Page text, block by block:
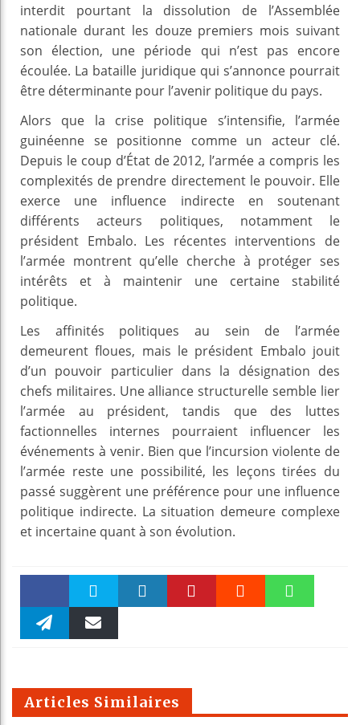
interdit pourtant la dissolution de l’Assemblée
nationale durant les douze premiers mois suivant
son élection, une période qui n’est pas encore
écoulée. La bataille juridique qui s’annonce pourrait
être déterminante pour l’avenir politique du pays.
Alors que la crise politique s’intensifie, l’armée
guinéenne se positionne comme un acteur clé.
Depuis le coup d’État de 2012, l’armée a compris les
complexités de prendre directement le pouvoir. Elle
exerce une influence indirecte en soutenant
différents acteurs politiques, notamment le
président Embalo. Les récentes interventions de
l’armée montrent qu’elle cherche à protéger ses
intérêts et à maintenir une certaine stabilité
politique.
Les affinités politiques au sein de l’armée
demeurent floues, mais le président Embalo jouit
d’un pouvoir particulier dans la désignation des
chefs militaires. Une alliance structurelle semble lier
l’armée au président, tandis que des luttes
factionnelles internes pourraient influencer les
événements à venir. Bien que l’incursion violente de
l’armée reste une possibilité, les leçons tirées du
passé suggèrent une préférence pour une influence
politique indirecte. La situation demeure complexe
et incertaine quant à son évolution.
Faceboo Twitter
m
Articles Similaires